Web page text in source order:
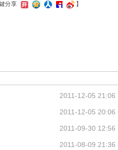
分享 】
2011-12-05 21:06
2011-12-05 20:06
2011-09-30 12:56
2011-08-09 21:36